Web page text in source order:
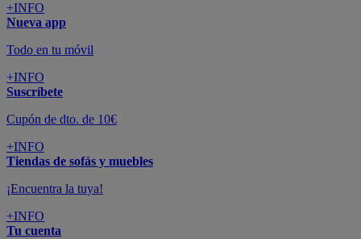
+INFO
Nueva app
Todo en tu móvil
+INFO
Suscríbete
Cupón de dto. de 10€
+INFO
Tiendas de sofás y muebles
¡Encuentra la tuya!
+INFO
Tu cuenta